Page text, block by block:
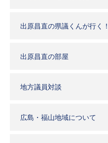
出原昌直の県議くんが行く！
出原昌直の部屋
地方議員対談
広島・福山地域について